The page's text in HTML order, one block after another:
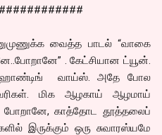
வைத்த பாடல் “வாகை
. கேட்சியான ட்யூன்.
ஹாண்டிங் வாய்ஸ். அதே போல
மிக ஆழகாய் ஆழமாய்
போறானே, காத்தோட தூத்தலைப்
இருக்கும் ஒரு சுவாரஸ்யமே